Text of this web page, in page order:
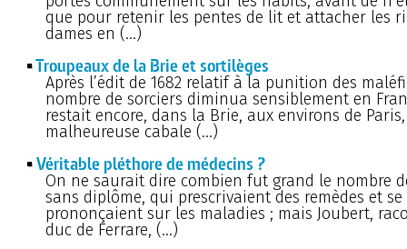
que pour retenir les pentes de lit et attacher les
dames en (…)
Troupeaux de la Brie et sortilèges
Après l’édit de 1682 relatif à la punition des
nombre de sorciers diminua sensiblement en
restait encore, dans la Brie, aux environs de
malheureuse cabale (…)
Véritable pléthore de médecins ?
On ne saurait dire combien fut grand le nombre
sans diplôme, qui prescrivaient des remèdes et se
prononçaient sur les maladies ; mais Joubert,
duc de Ferrare, (…)